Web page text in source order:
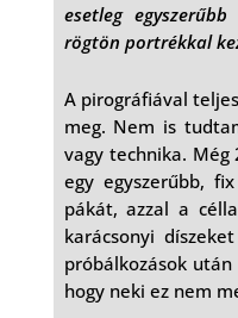
esetleg
rögtön portrékkal
A pirográfiával
meg. Nem is
vagy technika.
egy egyszerűbb,
pákát, azzal a
karácsonyi
próbálkozások
hogy neki ez nem